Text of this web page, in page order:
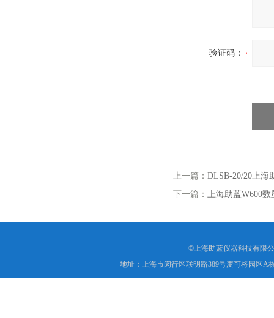
验证码：
上一篇： DLSB-20/20上海
下一篇： 上海助蓝W600
©上海助蓝仪器科技有限
地址：上海市闵行区联明路389号麦可将园区A